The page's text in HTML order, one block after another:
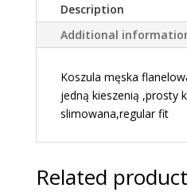
Description
Additional
Koszula męska
jedną kieszenią ,prosty
slimowana,regular fit
Related